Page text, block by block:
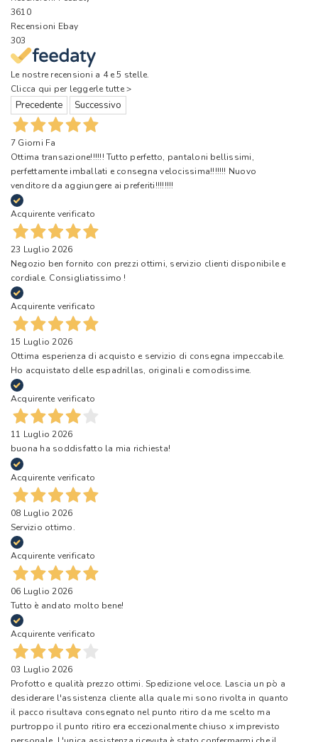
3610
Recensioni Ebay
303
Le nostre recensioni a 4 e 5 stelle.
Clicca qui per leggerle tutte >
Precedente Successivo
7 Giorni Fa
Ottima transazione!!!!!! Tutto perfetto, pantaloni bellissimi,
perfettamente imballati e consegna velocissima!!!!!!! Nuovo
venditore da aggiungere ai preferiti!!!!!!!!
Acquirente verificato
23 Luglio 2026
Negozio ben fornito con prezzi ottimi, servizio clienti disponibile e
cordiale. Consigliatissimo !
Acquirente verificato
15 Luglio 2026
Ottima esperienza di acquisto e servizio di consegna impeccabile.
Ho acquistato delle espadrillas, originali e comodissime.
Acquirente verificato
11 Luglio 2026
buona ha soddisfatto la mia richiesta!
Acquirente verificato
08 Luglio 2026
Servizio ottimo.
Acquirente verificato
06 Luglio 2026
Tutto è andato molto bene!
Acquirente verificato
03 Luglio 2026
Profotto e qualità prezzo ottimi. Spedizione veloce. Lascia un pò a
desiderare l'assistenza cliente alla quale mi sono rivolta in quanto
il pacco risultava consegnato nel punto ritiro da me scelto ma
purtroppo il punto ritiro era eccezionalmente chiuso x imprevisto